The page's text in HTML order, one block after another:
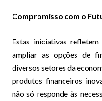
Compromisso com o
Estas iniciativas
ampliar as opções de
diversos setores da
produtos financeiros
não só responde às